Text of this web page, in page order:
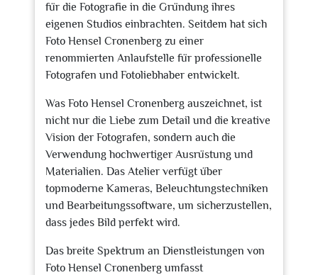
für die Fotografie in die Gründung ihres
eigenen Studios einbrachten. Seitdem hat sich
Foto Hensel Cronenberg zu einer
renommierten Anlaufstelle für professionelle
Fotografen und Fotoliebhaber entwickelt.
Was Foto Hensel Cronenberg auszeichnet, ist
nicht nur die Liebe zum Detail und die kreative
Vision der Fotografen, sondern auch die
Verwendung hochwertiger Ausrüstung und
Materialien. Das Atelier verfügt über
topmoderne Kameras, Beleuchtungstechniken
und Bearbeitungssoftware, um sicherzustellen,
dass jedes Bild perfekt wird.
Das breite Spektrum an Dienstleistungen von
Foto Hensel Cronenberg umfasst